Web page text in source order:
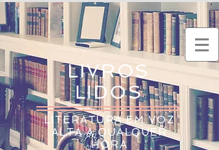
LIVROS
LIDOS
LITERATURA EM VOZ
ALTA A QUALQUER
HORA